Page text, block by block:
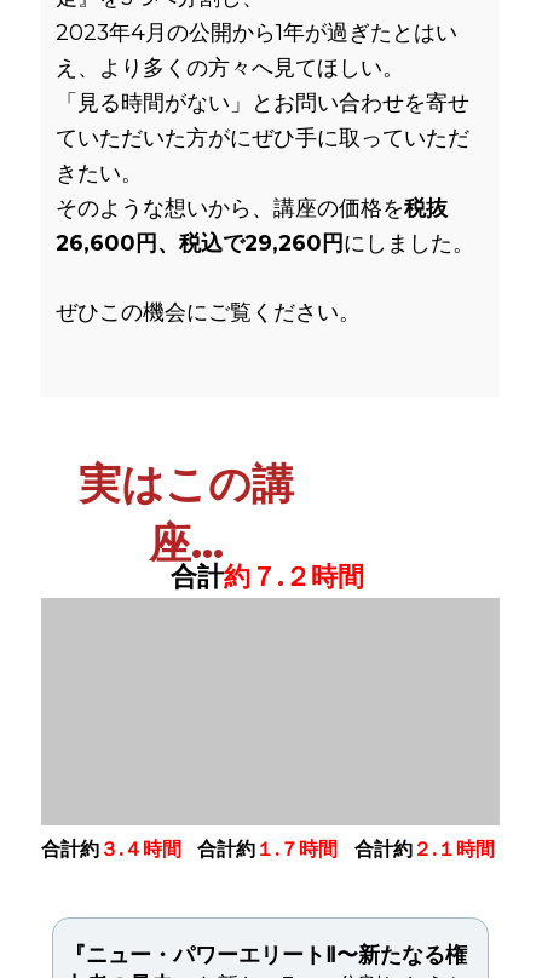
2023年4月の公開から1年が過ぎたとはい
え、より多くの方々へ見てほしい。
「見る時間がない」とお問い合わせを寄せ
ていただいた方がにぜひ手に取っていただ
きたい。
そのような想いから、講座の価格を税抜
26,600円、税込で29,260円にしました。
ぜひこの機会にご覧ください。
実はこの講
座…
合計約７.２時間
合計約 ３.４時間 合計約 １.７時間 合計約 ２.１時間
『ニュー・パワーエリートⅡ〜新たなる権